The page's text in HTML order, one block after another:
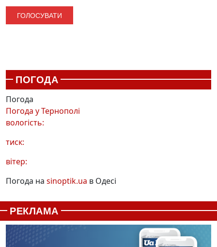
ПОГОДА
Погода
Погода уТернополі
вологість:
тиск:
вітер:
Погода на sinoptik.ua в Одесі
РЕКЛАМА